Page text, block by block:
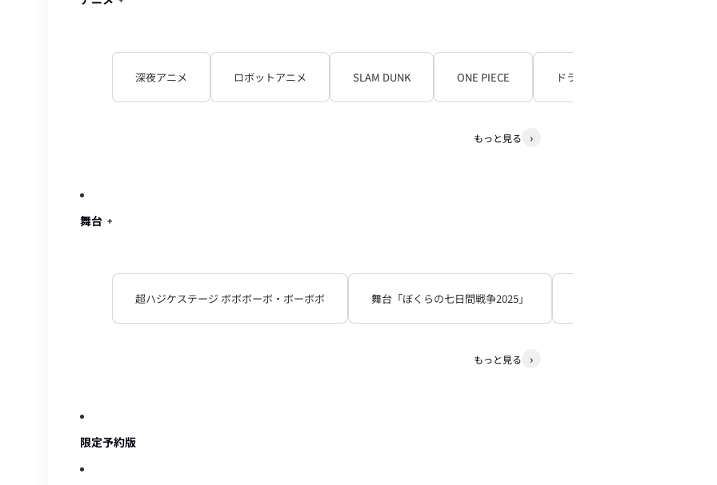
深夜アニメ ロボットアニメ SLAM DUNK ONE PIECE ドラゴンボール
もっと見る
舞台
超ハジケステージ ボボボーボ・ボーボボ 舞台「ぼくらの七日間戦争2025」
もっと見る
限定予約版